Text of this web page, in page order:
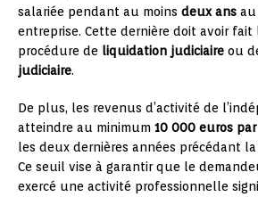
salariée pendant au moins deux ans au
entreprise. Cette dernière doit avoir fait
procédure de liquidation judiciaire ou
judiciaire.
De plus, les revenus d’activité de
atteindre au minimum 10 000 euros
les deux dernières années précédant la
Ce seuil vise à garantir que le
exercé une activité professionnelle